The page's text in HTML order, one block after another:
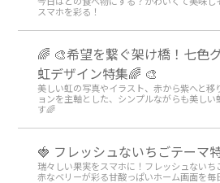
スマホを彩る！
🌈 🎨希望を繋ぐ架け橋！七色
虹デザイン特集🌈 🎨
美しい虹の写真やイラスト、赤から紫へと移
ョンを主軸とした、シンプルながらも美し
す🌈
🍓 フレッシュないちごテーマ
瑞々しい果実をスマホに！フレッシュない
赤なベリーが彩る甘酸っぱいホーム画面を